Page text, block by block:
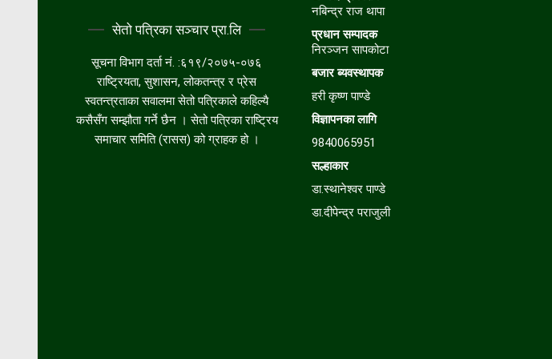
सेतो पत्रिका सञ्चार प्रा.लि
सूचना विभाग दर्ता नं. :६१९/२०७५-०७६
राष्ट्रियता, सुशासन, लोकतन्त्र र प्रेस
स्वतन्त्रताका सवालमा सेतो पत्रिकाले कहिल्यै
कसैसँग सम्झौता गर्ने छैन । सेतो पत्रिका राष्ट्रिय
समाचार समिति (रासस) को ग्राहक हो ।
नबिन्द्र राज थापा
प्रधान सम्पादक
निरञ्जन सापकोटा
बजारब्यवस्थापक
हरी कृष्ण पाण्डे
विज्ञापनका लागि
9840065951
सल्हाकार
डा.स्थानेश्वर पाण्डे
डा.दीपेन्द्र पराजुली